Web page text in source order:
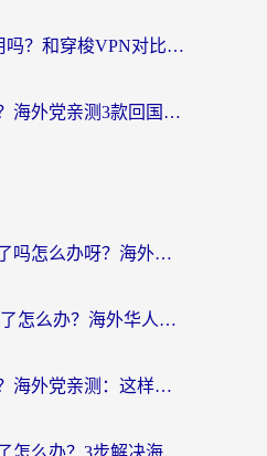
Quickback VPN好用吗？和穿梭VPN对比哪个回国效果更好？海外党必看的真实测评与选择指南
穿梭和快喵好用吗？海外党亲测3款回国加速器，附日本回国VPN避坑指南
汽水到国外不能用了吗怎么办呀？海外党追剧看片的救星在这里！
音悦Tai在瑞典用不了怎么办？海外华人追剧听歌的实用指南
优酷境外地域限制？海外党亲测：这样看国内剧再也不卡（附3个实用场景解决）
香港西瓜视频看不了怎么办？3步解决海外追剧难题，附靠谱加速器推荐